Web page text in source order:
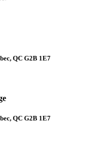
QC G2B 1E7
QC G2B 1E7